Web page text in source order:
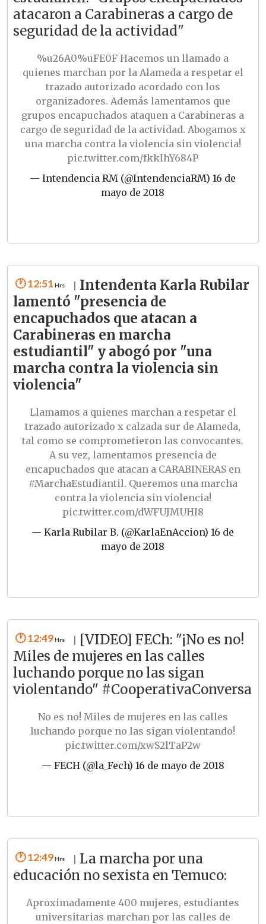
atacaron a Carabineras a cargo de
seguridad de la actividad"
%u26A0%uFE0F Hacemos un llamado a
quienes marchan por la Alameda a respetar el
trazado autorizado acordado con los
organizadores. Además lamentamos que
grupos encapuchados ataquen a Carabineras a
cargo de seguridad de la actividad. Abogamos x
una marcha contra la violencia sin violencia!
pic.twitter.com/fkkIhY684P
— Intendencia RM (@IntendenciaRM)16 de
mayo de 2018
12:51
Intendenta Karla Rubilar
lamentó "presencia de
encapuchados que atacan a
Carabineras en marcha
estudiantil" y abogó por "una
marcha contra la violencia sin
violencia"
Llamamos a quienes marchan a respetar el
trazado autorizado x calzada sur de Alameda,
tal como se comprometieron las convocantes.
A su vez, lamentamos presencia de
encapuchados que atacan a CARABINERAS en
#MarchaEstudiantil. Queremos una marcha
contra la violencia sin violencia!
pic.twitter.com/dWFUJMUHI8
— Karla Rubilar B. (@KarlaEnAccion)16 de
mayo de 2018
12:49
[VIDEO] FECh: "¡No es no!
Miles de mujeres en las calles
luchando porque no las sigan
violentando" #CooperativaConversa
No es no! Miles de mujeres en las calles
luchando porque no las sigan violentando!
pic.twitter.com/xwS2lTaP2w
— FECH (@la_Fech) 16 de mayo de 2018
12:49
La marcha por una
educación no sexista en Temuco:
Aproximadamente 400 mujeres, estudiantes
universitarias marchan por las calles de